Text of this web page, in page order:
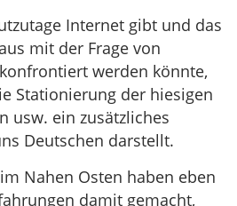
Internet gibt und das
mit der Frage von
werden könnte,
Stationierung der hiesigen
usw. ein zusätzliches
Deutschen darstellt.
Nahen Osten haben eben
damit gemacht,